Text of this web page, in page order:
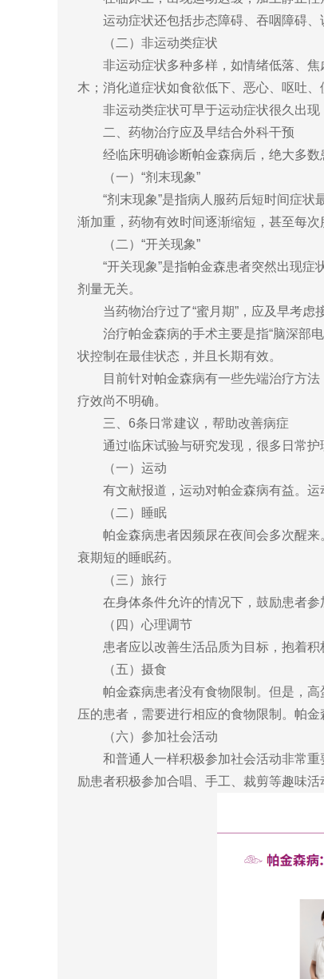
运动症状还包括步态障碍、吞咽障碍、
（二）非运动类症状
非运动症状多种多样，如情绪低落、焦
木；消化道症状如食欲低下、恶心、呕吐、
非运动类症状可早于运动症状很久出现
二、药物治疗应及早结合外科干预
经临床明确诊断帕金森病后，绝大多数患
（一）“剂末现象”
“剂末现象”是指病人服药后短时间症状
渐加重，药物有效时间逐渐缩短，甚至每次
（二）“开关现象”
“开关现象”是指帕金森患者突然出现症
剂量无关。
当药物治疗过了“蜜月期”，应及早考虑接
治疗帕金森病的手术主要是指“脑深部电
状控制在最佳状态，并且长期有效。
目前针对帕金森病有一些先端治疗方法
疗效尚不明确。
三、6条日常建议，帮助改善病症
通过临床试验与研究发现，很多日常护
（一）运动
有文献报道，运动对帕金森病有益。运
（二）睡眠
帕金森病患者因频尿在夜间会多次醒来
衰期短的睡眠药。
（三）旅行
在身体条件允许的情况下，鼓励患者参
（四）心理调节
患者应以改善生活品质为目标，抱着积
（五）摄食
帕金森病患者没有食物限制。但是，高
压的患者，需要进行相应的食物限制。帕
（六）参加社会活动
和普通人一样积极参加社会活动非常重
励患者积极参加合唱、手工、裁剪等趣味活